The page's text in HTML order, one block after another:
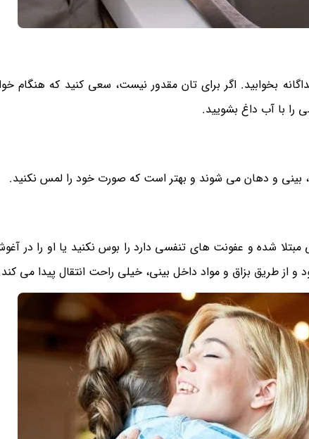
بخوابید. اگر برای تان مقدور نیست، سعی کنید که هنگام
را با آب داغ بشویید.
و دهان می شوند و بهتر است که صورت خود را لمس نکنید.
شده و عفونت‌ های تنفسی دارد را بوس نکنید یا او را در
طریق بزاق و مواد داخل بینی، خیلی راحت انتقال پیدا می